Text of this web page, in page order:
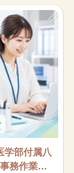
部付属八
務作業補